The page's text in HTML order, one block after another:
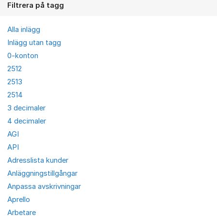
Filtrera på tagg
Alla inlägg
Inlägg utan tagg
0-konton
2512
2513
2514
3 decimaler
4 decimaler
AGI
API
Adresslista kunder
Anläggningstillgångar
Anpassa avskrivningar
Aprello
Arbetare